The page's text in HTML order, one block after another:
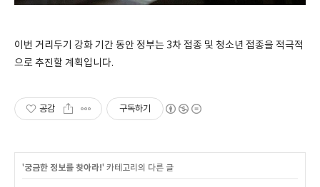
이번 거리두기 강화 기간 동안 정부는 3차 접종 및 청소년 접종을 적극적
으로 추진할 계획입니다.
공감 구독하기
'궁금한 정보를 찾아라!' 카테고리의 다른 글